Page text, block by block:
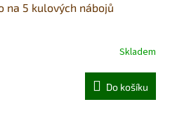
na 5 kulových nábojů
Skladem
Do košíku